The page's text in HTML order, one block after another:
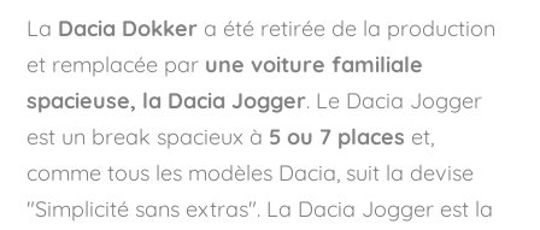
La Dacia Dokker a été retirée de la production
et remplacée par une voiture familiale
spacieuse, la Dacia Jogger. Le Dacia Jogger
est un break spacieux à 5 ou 7 places et,
comme tous les modèles Dacia, suit la devise
"Simplicité sans extras". La Dacia Jogger est la